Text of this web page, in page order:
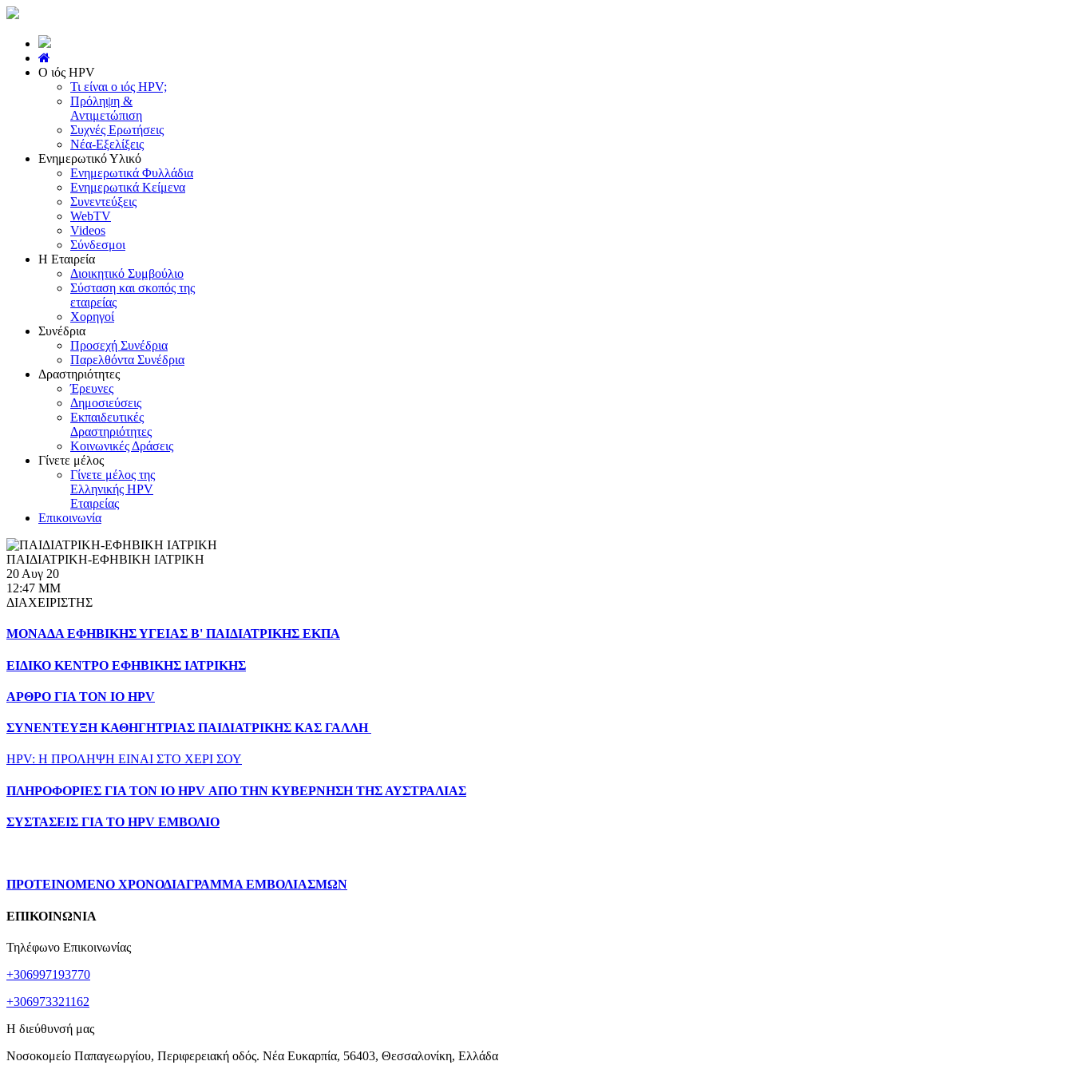
Ο ιός HPV
Τι είναι ο ιός HPV;
Πρόληψη &
Αντιμετώπιση
Συχνές Ερωτήσεις
Νέα-Εξελίξεις
Ενημερωτικό Υλικό
Ενημερωτικά Φυλλάδια
Ενημερωτικά Κείμενα
Συνεντεύξεις
WebTV
Videos
Σύνδεσμοι
Η Εταιρεία
Διοικητικό Συμβούλιο
Σύσταση και σκοπός της
εταιρείας
Χορηγοί
Συνέδρια
Προσεχή Συνέδρια
Παρελθόντα Συνέδρια
Δραστηριότητες
Έρευνες
Δημοσιεύσεις
Εκπαιδευτικές
Δραστηριότητες
Κοινωνικές Δράσεις
Γίνετε μέλος
Γίνετε μέλος της
Ελληνικής HPV
Εταιρείας
Επικοινωνία
ΠΑΙΔΙΑΤΡΙΚΗ-ΕΦΗΒΙΚΗ ΙΑΤΡΙΚΗ
20 Αυγ 20
12:47 ΜΜ
ΔΙΑΧΕΙΡΙΣΤΗΣ
ΜΟΝΑΔΑ ΕΦΗΒΙΚΗΣ ΥΓΕΙΑΣ Β' ΠΑΙΔΙΑΤΡΙΚΗΣ ΕΚΠΑ
ΕΙΔΙΚΟ ΚΕΝΤΡΟ ΕΦΗΒΙΚΗΣ ΙΑΤΡΙΚΗΣ
ΑΡΘΡΟ ΓΙΑ ΤΟΝ ΙΟ HPV
ΣΥΝΕΝΤΕΥΞΗ ΚΑΘΗΓΗΤΡΙΑΣ ΠΑΙΔΙΑΤΡΙΚΗΣ ΚΑΣ ΓΑΛΛΗ
HPV: Η ΠΡΟΛΗΨΗ ΕΙΝΑΙ ΣΤΟ ΧΕΡΙ ΣΟΥ
ΠΛΗΡΟΦΟΡΙΕΣ ΓΙΑ ΤΟΝ ΙΟ HPV ΑΠΟ ΤΗΝ ΚΥΒΕΡΝΗΣΗ ΤΗΣ ΑΥΣΤΡΑΛΙΑΣ
ΣΥΣΤΑΣΕΙΣ ΓΙΑ ΤΟ HPV ΕΜΒΟΛΙΟ
ΠΡΟΤΕΙΝΟΜΕΝΟ ΧΡΟΝΟΔΙΑΓΡΑΜΜΑ ΕΜΒΟΛΙΑΣΜΩΝ
ΕΠΙΚΟΙΝΩΝΙΑ
Τηλέφωνο Επικοινωνίας
+306997193770
+306973321162
Η διεύθυνσή μας
Νοσοκομείο Παπαγεωργίου, Περιφερειακή οδός. Νέα Ευκαρπία, 56403, Θεσσαλονίκη, Ελλάδα